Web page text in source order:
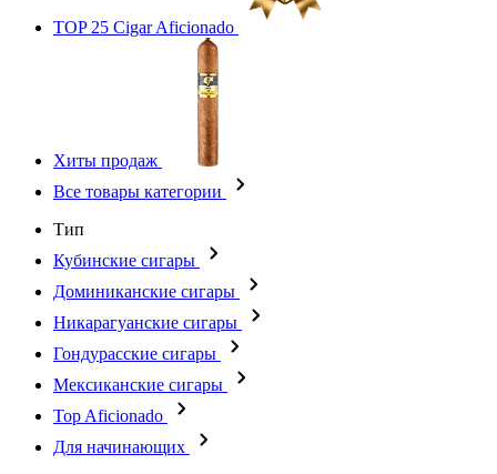
TOP 25 Cigar Aficionado
Хиты продаж
Все товары категории
Тип
Кубинские сигары
Доминиканские сигары
Никарагуанские сигары
Гондурасские сигары
Мексиканские сигары
Top Aficionado
Для начинающих